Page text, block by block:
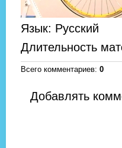
Язык: Русский
Длительность
Всего комментариев: 0
Добавлять